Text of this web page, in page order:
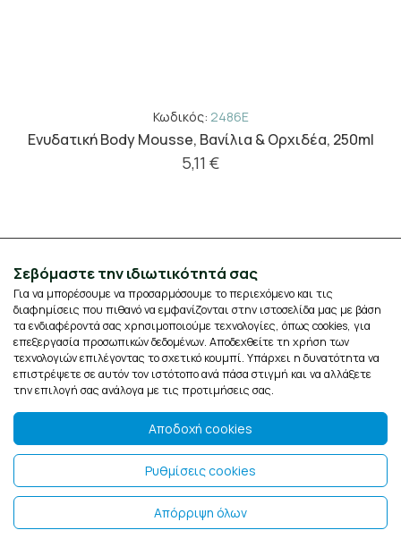
Κωδικός: 2486E
Ενυδατική Body Mousse, Βανίλια & Ορχιδέα, 250ml
5,11 €
Σεβόμαστε την ιδιωτικότητά σας
Για να μπορέσουμε να προσαρμόσουμε το περιεχόμενο και τις
διαφημίσεις που πιθανό να εμφανίζονται στην ιστοσελίδα μας με βάση
τα ενδιαφέροντά σας χρησιμοποιούμε τεχνολογίες, όπως cookies, για
επεξεργασία προσωπικών δεδομένων. Αποδεχθείτε τη χρήση των
τεχνολογιών επιλέγοντας το σχετικό κουμπί. Υπάρχει η δυνατότητα να
επιστρέψετε σε αυτόν τον ιστότοπο ανά πάσα στιγμή και να αλλάξετε
την επιλογή σας ανάλογα με τις προτιμήσεις σας.
Αποδοχή cookies
Ρυθμίσεις cookies
Απόρριψη όλων